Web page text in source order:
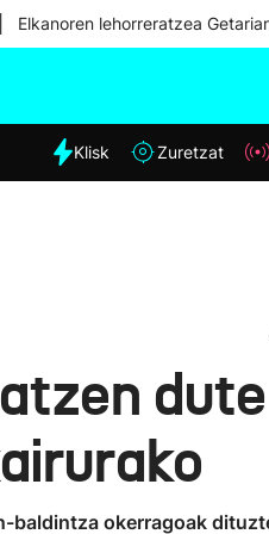
Elkanoren lehorreratzea
Klisk Zuretzat
dute
baldintza okerragoak